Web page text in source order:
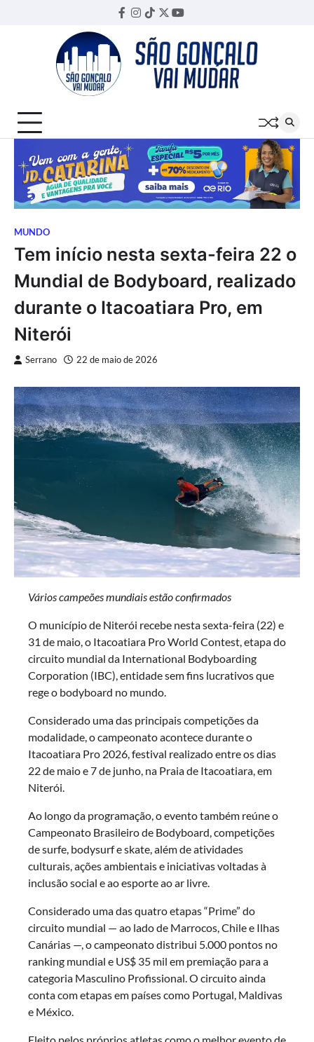
Facebook
Instagram
TikTok
TwitterYouTube
MUNDO
Tem início nesta sexta-feira 22 o
Mundial de Bodyboard, realizado
durante o Itacoatiara Pro, em
Niterói
Serrano 22 de maio de 2026
Vários campeões mundiais estão confirmados
O município de Niterói recebe nesta sexta-feira (22) e
31 de maio, o Itacoatiara Pro World Contest, etapa do
circuito mundial da International Bodyboarding
Corporation (IBC), entidade sem fins lucrativos que
rege o bodyboard no mundo.
Considerado uma das principais competições da
modalidade, o campeonato acontece durante o
Itacoatiara Pro 2026, festival realizado entre os dias
22 de maio e 7 de junho, na Praia de Itacoatiara, em
Niterói.
Ao longo da programação, o evento também reúne o
Campeonato Brasileiro de Bodyboard, competições
de surfe, bodysurf e skate, além de atividades
culturais, ações ambientais e iniciativas voltadas à
inclusão social e ao esporte ao ar livre.
Considerado uma das quatro etapas “Prime” do
circuito mundial — ao lado de Marrocos, Chile e Ilhas
Canárias —, o campeonato distribui 5.000 pontos no
ranking mundial e US$ 35 mil em premiação para a
categoria Masculino Profissional. O circuito ainda
conta com etapas em países como Portugal, Maldivas
e México.